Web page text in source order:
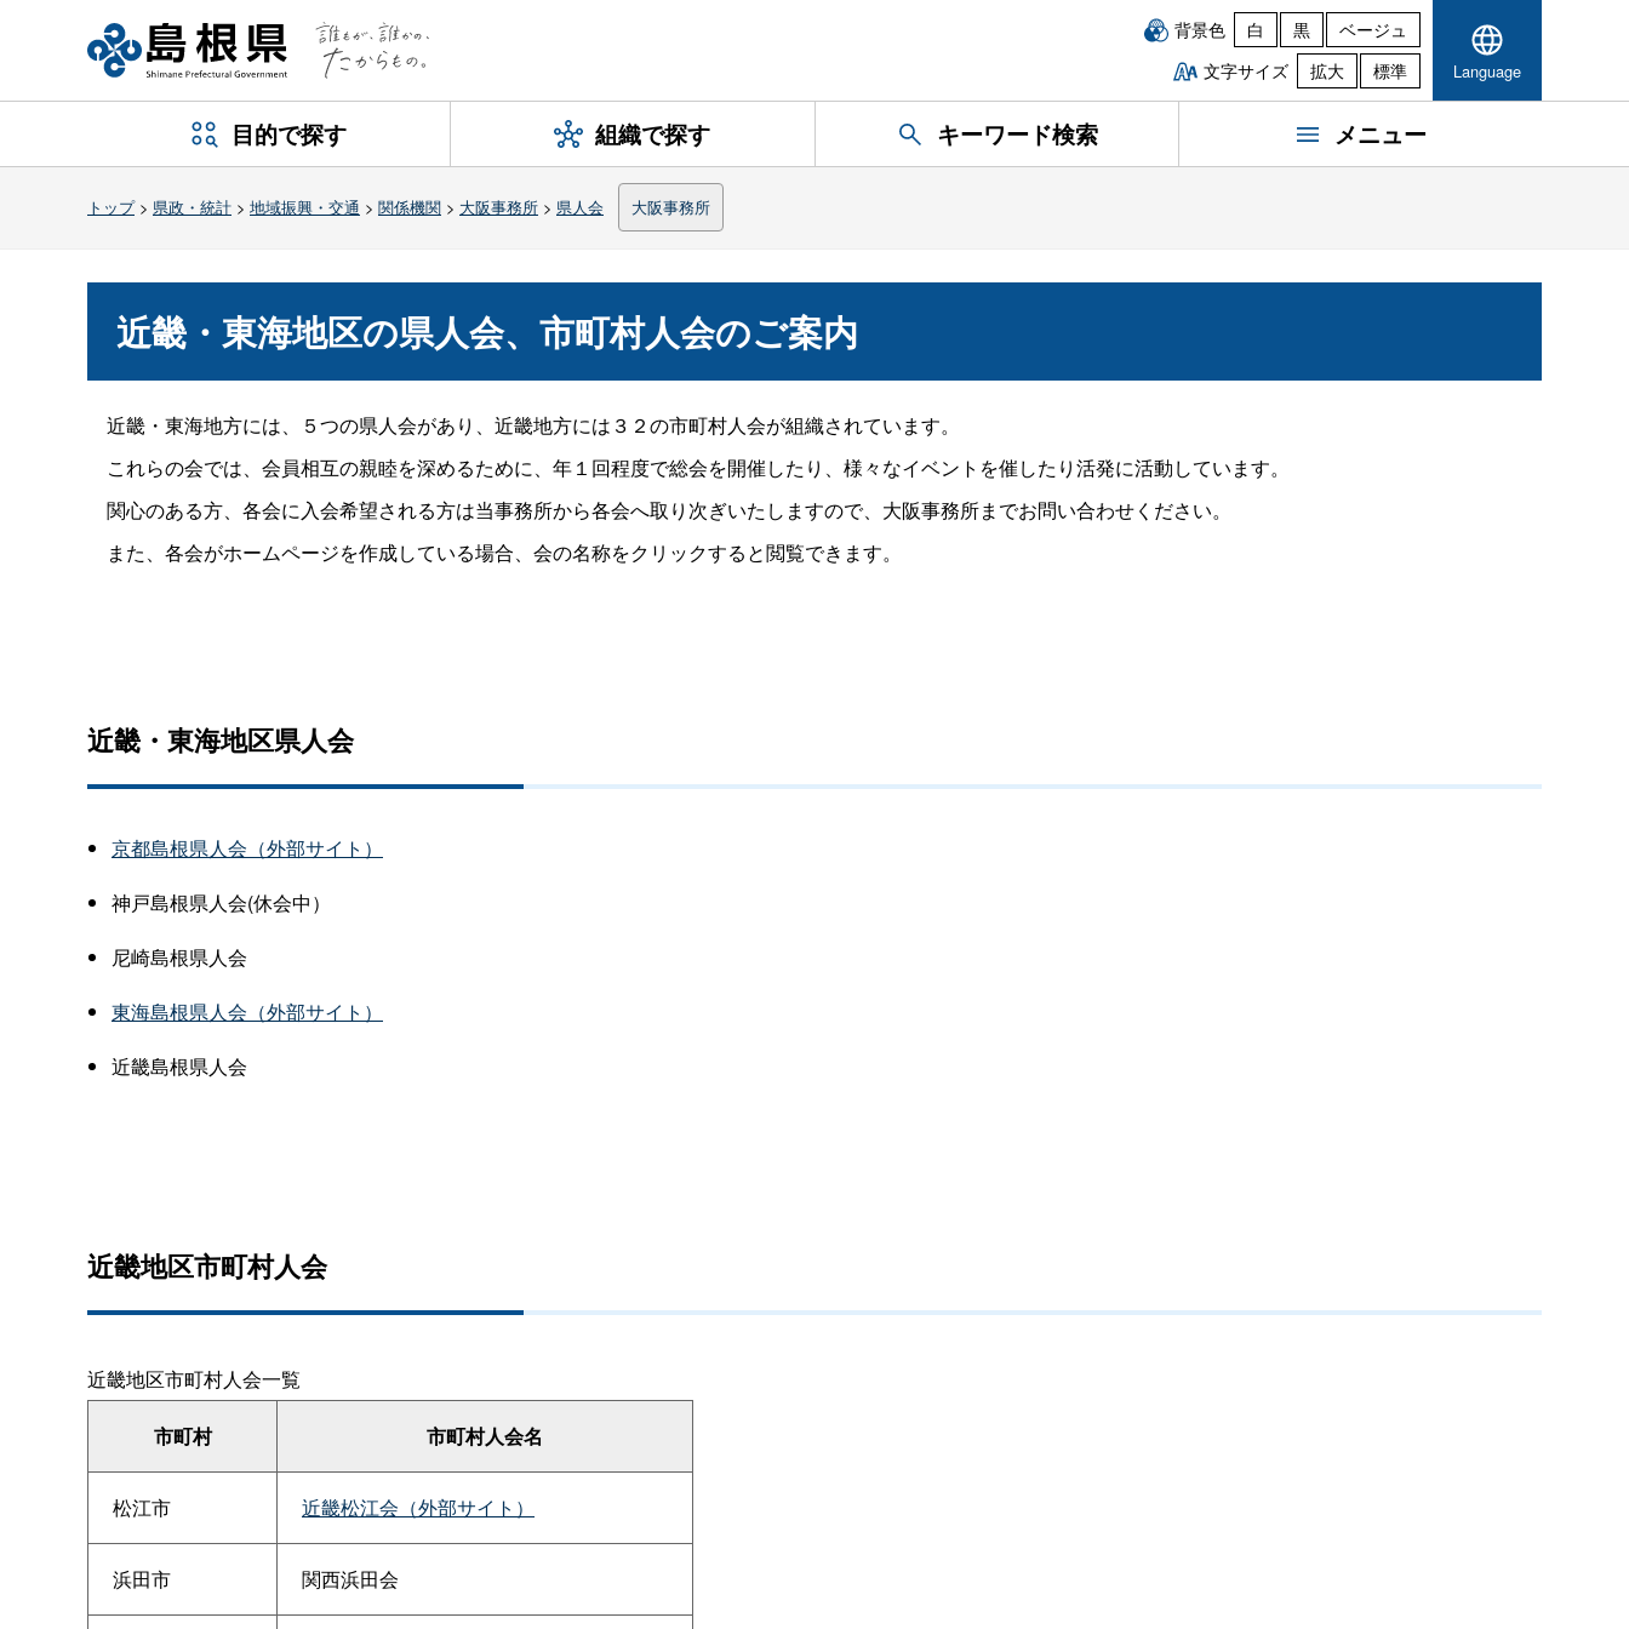
背景色 白 黒
ベージュ
文字サイズ
拡大 標準 Language
目的で探す 組織で探す キーワード検索 メニュー
トップ> 県政・統計 > 地域振興・交通 > 関係機関 > 大阪事務所 > 県人会 大阪事務所
近畿・東海地区の県人会、市町村人会のご案内
近畿・東海地方には、５つの県人会があり、近畿地方には３２の市町村人会が組織されています。
これらの会では、会員相互の親睦を深めるために、年１回程度で総会を開催したり、様々なイベントを催したり活発に活動しています。
関心のある方、各会に入会希望される方は当事務所から各会へ取り次ぎいたしますので、大阪事務所までお問い合わせください。
また、各会がホームページを作成している場合、会の名称をクリックすると閲覧できます。
近畿・東海地区県人会
京都島根県人会（外部サイト）
神戸島根県人会(休会中）
尼崎島根県人会
東海島根県人会（外部サイト）
近畿島根県人会
近畿地区市町村人会
近畿地区市町村人会一覧
市町村 市町村人会名
松江市 近畿松江会（外部サイト）
浜田市 関西浜田会